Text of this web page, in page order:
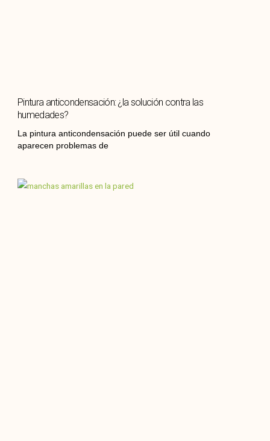
Pintura anticondensación: ¿la solución contra las
humedades?
La pintura anticondensación puede ser útil cuando
aparecen problemas de